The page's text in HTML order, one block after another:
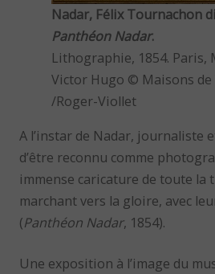
Nadar, Félix Tournachon
Panthéon Nadar.
Lithographie, 1854. Paris,
Victor Hugo © Maisons
/Roger-Viollet
A l’instar de Nadar, journaliste
d’être reconnu comme
immense caricature de toute
marchant vers la gloire, avec
(Panthéon Nadar, 1854).
Une exposition à l’image du